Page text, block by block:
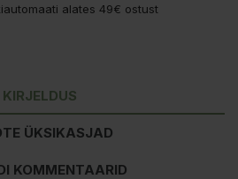
alates 49€ ostust
KIRJELDUS
ÜKSIKASJAD
KOMMENTAARID